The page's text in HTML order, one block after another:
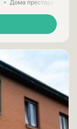
Дома престарелых